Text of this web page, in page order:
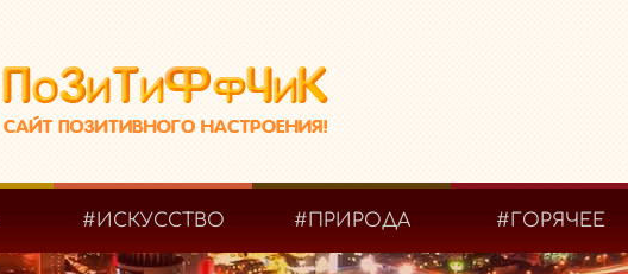
#ИСКУССТВО #ПРИРОДА #ГОРЯЧЕЕ